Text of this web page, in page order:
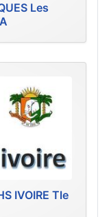
Les
IVOIRE Tle